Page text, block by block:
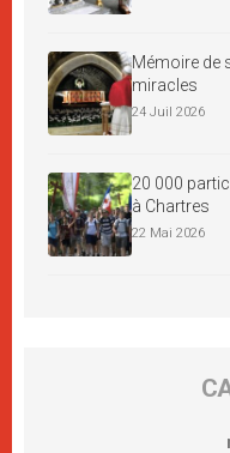
Mémoire de
miracles
24 Juil 2026
20 000
à Chartres
22 Mai 2026